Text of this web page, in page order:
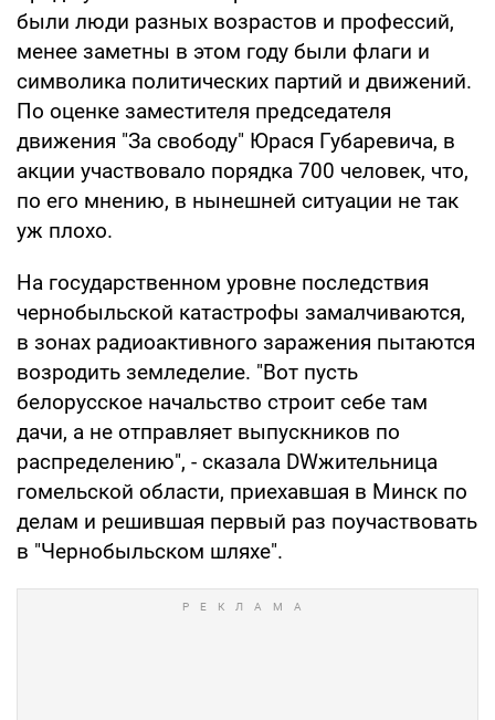
были люди разных возрастов и профессий,
менее заметны в этом году были флаги и
символика политических партий и движений.
По оценке заместителя председателя
движения "За свободу" Юрася Губаревича, в
акции участвовало порядка 700 человек, что,
по его мнению, в нынешней ситуации не так
уж плохо.
На государственном уровне последствия
чернобыльской катастрофы замалчиваются,
в зонах радиоактивного заражения пытаются
возродить земледелие. "Вот пусть
белорусское начальство строит себе там
дачи, а не отправляет выпускников по
распределению", - сказала DWжительница
гомельской области, приехавшая в Минск по
делам и решившая первый раз поучаствовать
в "Чернобыльском шляхе".